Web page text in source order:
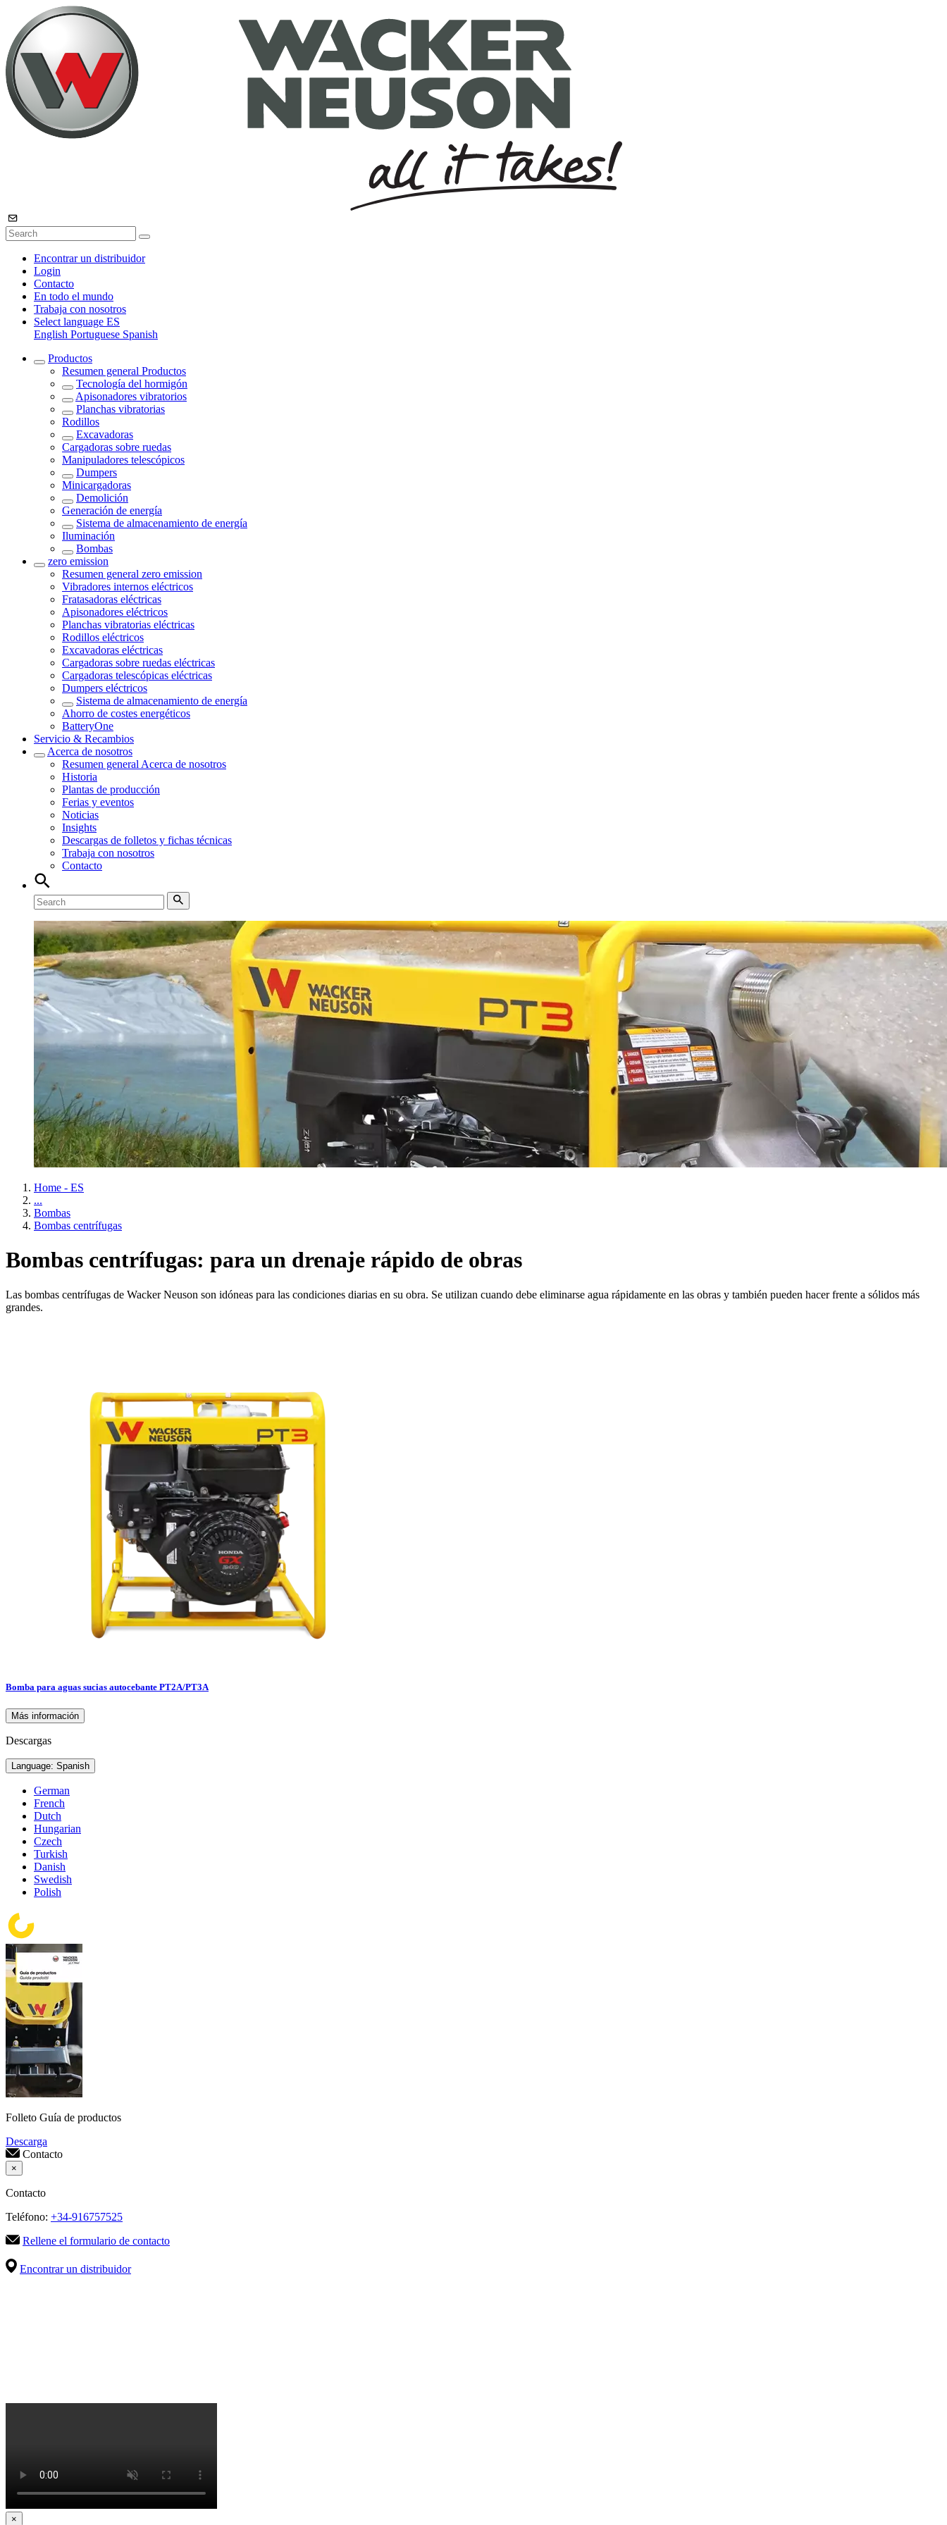
Encontrar un distribuidor
Login
Contacto
En todo el mundo
Trabaja con nosotros
Select language ES
English Portuguese Spanish
Productos
Resumen general Productos
Tecnología del hormigón
Apisonadores vibratorios
Planchas vibratorias
Rodillos
Excavadoras
Cargadoras sobre ruedas
Manipuladores telescópicos
Dumpers
Minicargadoras
Demolición
Generación de energía
Sistema de almacenamiento de energía
Iluminación
Bombas
zero emission
Resumen general zero emission
Vibradores internos eléctricos
Fratasadoras eléctricas
Apisonadores eléctricos
Planchas vibratorias eléctricas
Rodillos eléctricos
Excavadoras eléctricas
Cargadoras sobre ruedas eléctricas
Cargadoras telescópicas eléctricas
Dumpers eléctricos
Sistema de almacenamiento de energía
Ahorro de costes energéticos
BatteryOne
Servicio & Recambios
Acerca de nosotros
Resumen general Acerca de nosotros
Historia
Plantas de producción
Ferias y eventos
Noticias
Insights
Descargas de folletos y fichas técnicas
Trabaja con nosotros
Contacto
Home - ES
...
Bombas
Bombas centrífugas
Bombas centrífugas: para un drenaje rápido de obras
Las bombas centrífugas de Wacker Neuson son idóneas para las condiciones diarias en su obra. Se utilizan cuando debe eliminarse agua rápidamente en las obras y también pueden hacer frente a sólidos más
grandes.
Bomba para aguas sucias autocebante PT2A/PT3A
Más información
Descargas
Language: Spanish
German
French
Dutch
Hungarian
Czech
Turkish
Danish
Swedish
Polish
Folleto Guía de productos
Descarga
Contacto
×
Contacto
Teléfono: +34-916757525
Rellene el formulario de contacto
Encontrar un distribuidor
×